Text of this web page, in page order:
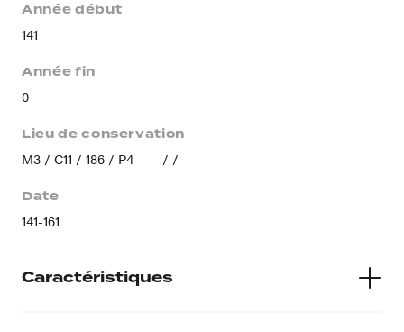
Année début
141
Année fin
0
Lieu de conservation
M3 / C11 / 186 / P4 ---- / /
Date
141-161
Caractéristiques